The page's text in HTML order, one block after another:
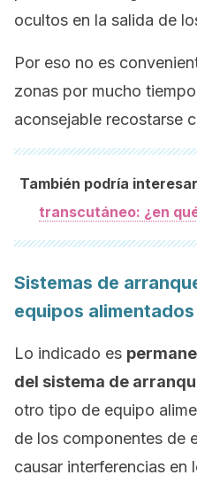
ocultos en la salida de
Por eso no es
zonas por mucho
aconsejable recostarse
También podría
transcutáneo: ¿en
Sistemas de
equipos
Lo indicado es
del sistema de
otro tipo de equipo
de los componentes de
causar interferencias en